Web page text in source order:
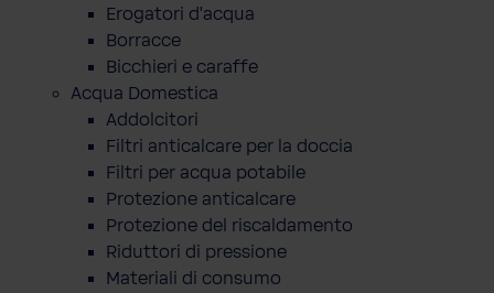
Erogatori d'acqua
Borracce
Bicchieri e caraffe
Acqua Domestica
Addolcitori
Filtri anticalcare per la doccia
Filtri per acqua potabile
Protezione anticalcare
Protezione del riscaldamento
Riduttori di pressione
Materiali di consumo